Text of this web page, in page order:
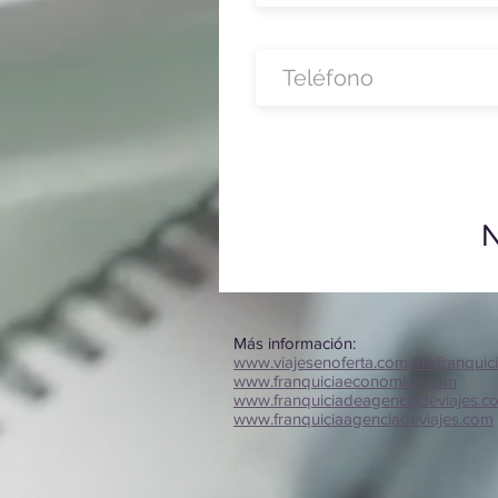
Más información:
www.viajesenoferta.com.mx/
www.franquiciaeconomica.com
www.franquiciaagenciadeviajes.com